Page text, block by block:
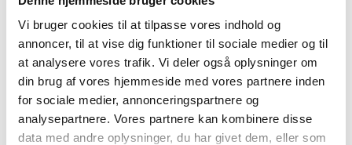
Vi bruger cookies til at tilpasse vores indhold og
annoncer, til at vise dig funktioner til sociale medier og til
at analysere vores trafik. Vi deler også oplysninger om
din brug af vores hjemmeside med vores partnere inden
for sociale medier, annonceringspartnere og
analysepartnere. Vores partnere kan kombinere disse
data med andre oplysninger, du har givet dem, eller som
Broste Copenhagen
Wilhelmina dug gul
Broste Copenhagen
Benny viskestykker sæt med
2 stykker - indian tan